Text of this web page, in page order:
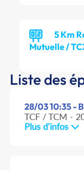
5 Km
Mutuelle /
Liste des
28/03 10:35 -
TCF / TCM -
Plus d'infos